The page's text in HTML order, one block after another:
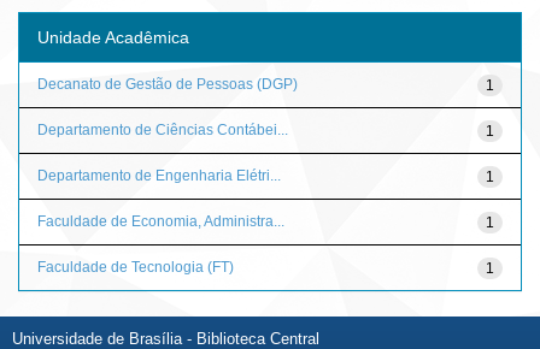
Unidade Acadêmica
1
Decanato de Gestão de Pessoas (DGP)
1
Departamento de Ciências Contábei...
1
Departamento de Engenharia Elétri...
1
Faculdade de Economia, Administra...
1
Faculdade de Tecnologia (FT)
Universidade de Brasília - Biblioteca Central